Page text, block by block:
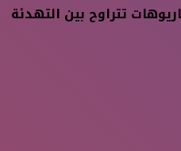
تتراوح بين التهدئة